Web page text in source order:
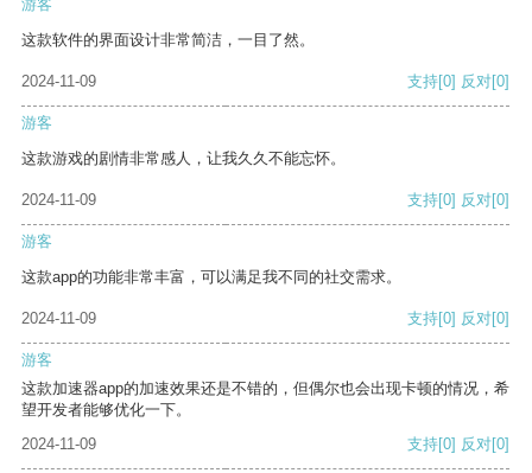
游客
这款软件的界面设计非常简洁，一目了然。
2024-11-09 支持[0] 反对[0]
游客
这款游戏的剧情非常感人，让我久久不能忘怀。
2024-11-09 支持[0] 反对[0]
游客
这款app的功能非常丰富，可以满足我不同的社交需求。
2024-11-09 支持[0] 反对[0]
游客
这款加速器app的加速效果还是不错的，但偶尔也会出现卡顿的情况，希
望开发者能够优化一下。
2024-11-09
支持[0] 反对[0]